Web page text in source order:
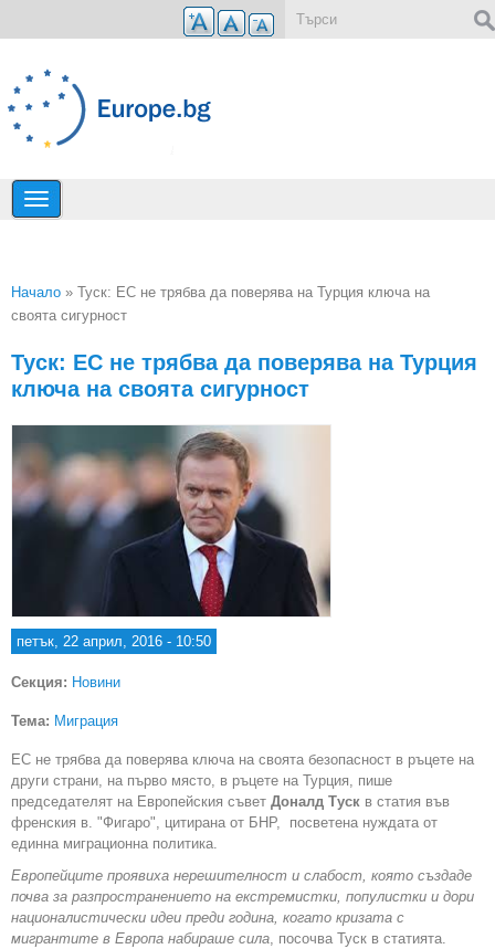
Премини към основното съдържание
Вие сте тук
Начало » Туск: ЕС не трябва да поверява на Турция ключа на
своята сигурност
Туск: ЕС не трябва да поверява на Турция
ключа на своята сигурност
петък, 22 април, 2016 - 10:50
Секция: Новини
Тема: Миграция
ЕС не трябва да поверява ключа на своята безопасност в ръцете на
други страни, на първо място, в ръцете на Турция, пише
председателят на Европейския съвет Доналд Туск в статия във
френския в. "Фигаро", цитирана от БНР, посветена нуждата от
единна миграционна политика.
Европейците проявиха нерешителност и слабост, която създаде
почва за разпространението на екстремистки, популистки и дори
националистически идеи преди година, когато кризата с
мигрантите в Европа набираше сила , посочва Туск в статията.